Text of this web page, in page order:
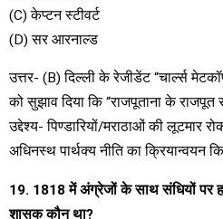
(C) केप्टन स्टीवर्ट
(D) सर आरनाल्ड
उत्तर- (B) दिल्ली के रेजीडेंट “चार्ल्स
को सुझाव दिया कि “राजपूताना के राजपूत
उद्देश्य- पिण्डारियों/मराठाओं की लूटमार
अधिनस्थ पार्थक्य नीति का क्रियान्वयन
19. 1818 में अंग्रेजों के साथ संधियों पर
शासक कौन था?